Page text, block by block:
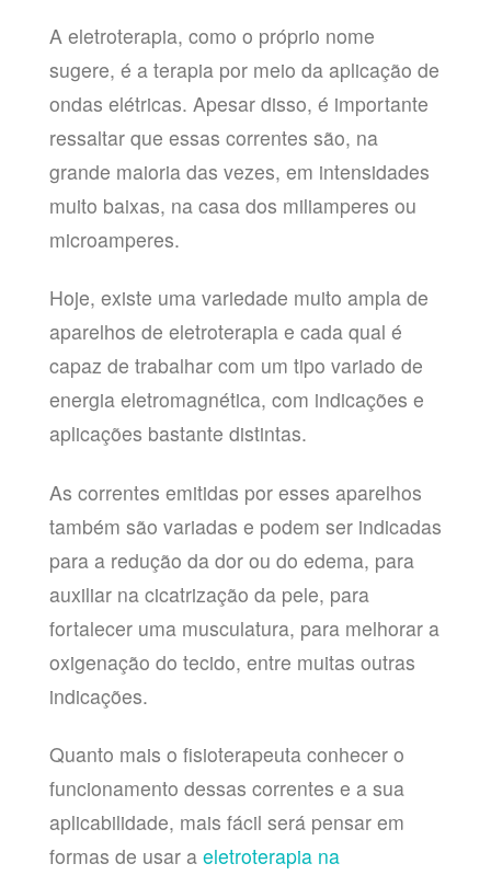
A eletroterapia, como o próprio nome
sugere, é a terapia por meio da aplicação de
ondas elétricas. Apesar disso, é importante
ressaltar que essas correntes são, na
grande maioria das vezes, em intensidades
muito baixas, na casa dos miliamperes ou
microamperes.
Hoje, existe uma variedade muito ampla de
aparelhos de eletroterapia e cada qual é
capaz de trabalhar com um tipo variado de
energia eletromagnética, com indicações e
aplicações bastante distintas.
As correntes emitidas por esses aparelhos
também são variadas e podem ser indicadas
para a redução da dor ou do edema, para
auxiliar na cicatrização da pele, para
fortalecer uma musculatura, para melhorar a
oxigenação do tecido, entre muitas outras
indicações.
Quanto mais o fisioterapeuta conhecer o
funcionamento dessas correntes e a sua
aplicabilidade, mais fácil será pensar em
formas de usar a eletroterapia na